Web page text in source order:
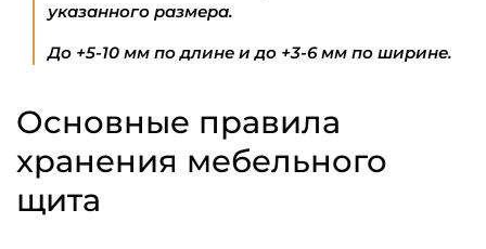
указанного размера.
До +5-10 мм по длине и до +3-6 мм по ширине.
Основные правила
хранения мебельного
щита